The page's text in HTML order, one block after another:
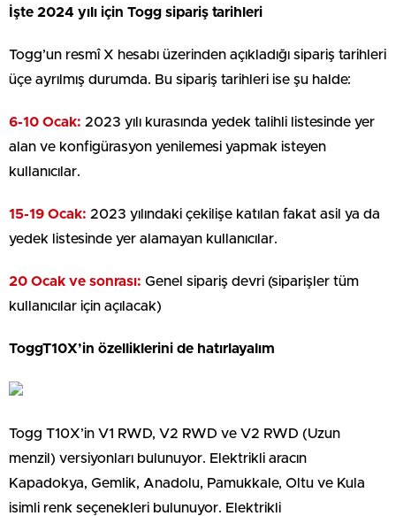
İşte 2024 yılı için Togg sipariş tarihleri
Togg’un resmî X hesabı üzerinden açıkladığı sipariş tarihleri
üçe ayrılmış durumda. Bu sipariş tarihleri ise şu halde:
6-10 Ocak: 2023 yılı kurasında yedek talihli listesinde yer
alan ve konfigürasyon yenilemesi yapmak isteyen
kullanıcılar.
15-19 Ocak: 2023 yılındaki çekilişe katılan fakat asil ya da
yedek listesinde yer alamayan kullanıcılar.
20 Ocak ve sonrası: Genel sipariş devri (siparişler tüm
kullanıcılar için açılacak)
ToggT10X’in özelliklerini de hatırlayalım
Togg T10X’in V1 RWD, V2 RWD ve V2 RWD (Uzun
menzil) versiyonları bulunuyor. Elektrikli aracın
Kapadokya, Gemlik, Anadolu, Pamukkale, Oltu ve Kula
isimli renk seçenekleri bulunuyor. Elektrikli